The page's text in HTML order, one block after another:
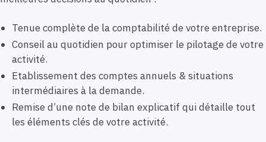
Tenue complète de la comptabilité de votre entreprise.
Conseil au quotidien pour optimiser le pilotage de votre
activité.
Etablissement des comptes annuels & situations
intermédiaires à la demande.
Remise d’une note de bilan explicatif qui détaille tout
les éléments clés de votre activité.